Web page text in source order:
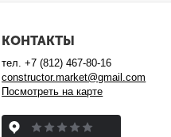
КОНТАКТЫ
тел.+7 (812) 467-80-16
constructor.market@gmail.com
Посмотреть на карте